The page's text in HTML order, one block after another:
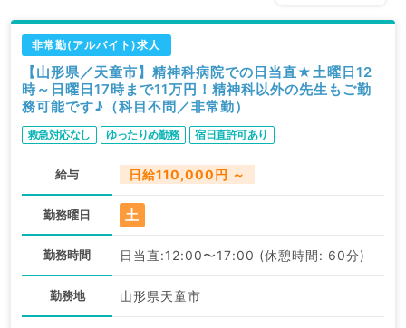
非常勤(アルバイト)求人
【山形県／天童市】精神科病院での日当直★土曜日12
時～日曜日17時まで11万円！精神科以外の先生もご勤
務可能です♪（科目不問／非常勤）
救急対応なし ゆったりめ勤務 宿日直許可あり
給与 日給110,000円 ～
勤務曜日 土
勤務時間 日当直:12:00〜17:00 (休憩時間: 60分)
勤務地 山形県天童市